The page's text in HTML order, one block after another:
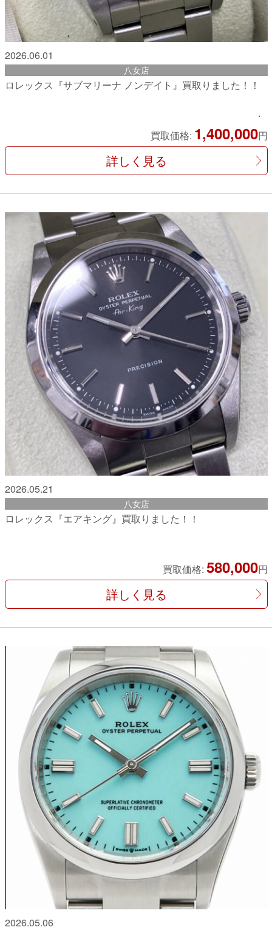
2026.06.01
八女店
ロレックス『サブマリーナ ノンデイト』買取りました！！
買取価格: 1,400,000円
詳しく見る
2026.05.21
八女店
ロレックス『エアキング』買取りました！！
買取価格: 580,000円
詳しく見る
2026.05.06